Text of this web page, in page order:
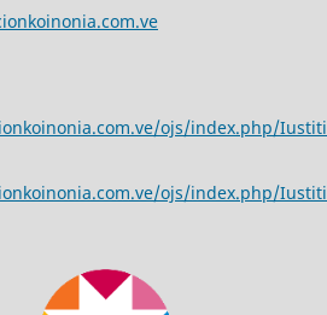
ojs/index.php/
ojs/index.php/